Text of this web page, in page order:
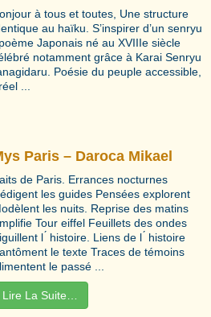
à tous et toutes, Une structure
au haïku. S’inspirer d’un senryu
Japonais né au XVIIIe siècle
notamment grâce à Karai Senryu
Poésie du peuple accessible,
...
Paris – Daroca Mikael
de Paris. Errances nocturnes
les guides Pensées explorent
les nuits. Reprise des matins
Tour eiffel Feuillets des ondes
l ́ histoire. Liens de l ́ histoire
le texte Traces de témoins
le passé ...
Lire La Suite…